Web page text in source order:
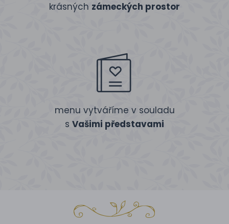
krásných zámeckých prostor
menu vytváříme v souladu
s Vašimi představami